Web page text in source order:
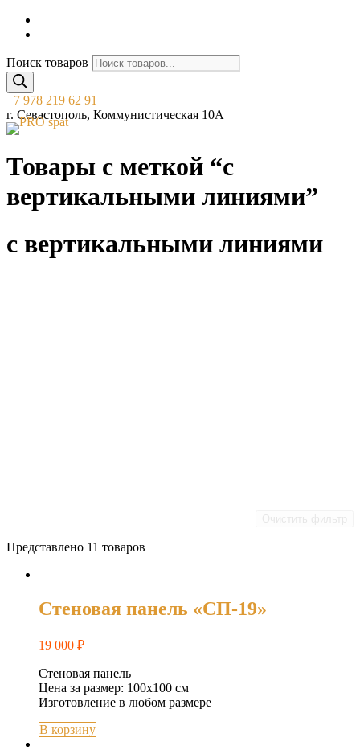
Поиск товаров
+7 978 219 62 91
г. Севастополь, Коммунистическая 10А
Товары с меткой “с
вертикальными линиями”
с вертикальными линиями
Представлено 11 товаров
Стеновая панель «СП-19»
19 000 ₽
Стеновая панель
Цена за размер: 100х100 см
Изготовление в любом размере
В корзину